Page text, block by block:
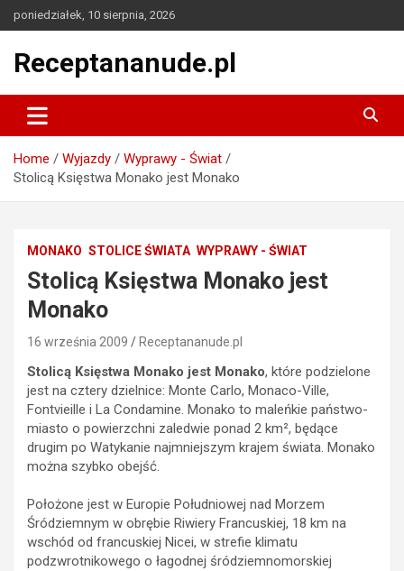
to
poniedziałek, 10 sierpnia, 2026
Receptananude.pl
Home Wyjazdy
Wyprawy - Świat
Stolicą Księstwa Monako jest Monako
MONAKO STOLICE ŚWIATA WYPRAWY - ŚWIAT
Stolicą Księstwa Monako jest
Monako
16 września 2009 Receptananude.pl
Stolicą Księstwa Monako jest Monako, które podzielone
jest na cztery dzielnice: Monte Carlo, Monaco-Ville,
Fontvieille i La Condamine. Monako to maleńkie państwo-
miasto o powierzchni zaledwie ponad 2 km², będące
drugim po Watykanie najmniejszym krajem świata. Monako
można szybko obejść.
Położone jest w Europie Południowej nad Morzem
Śródziemnym w obrębie Riwiery Francuskiej, 18 km na
wschód od francuskiej Nicei, w strefie klimatu
podzwrotnikowego o łagodnej śródziemnomorskiej